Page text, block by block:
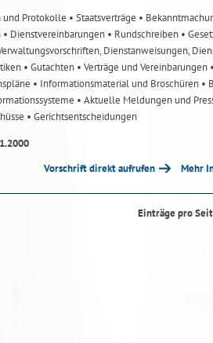
und Protokolle • Staatsverträge •
• Dienstvereinbarungen • Rundschreiben •
Dienstanweisungen,
• Gutachten • Verträge und Vereinbarungen
• Informationsmaterial und Broschüren •
• Aktuelle Meldungen und
• Gerichtsentscheidungen
Vorschrift direkt aufrufen Mehr
Einträge pro